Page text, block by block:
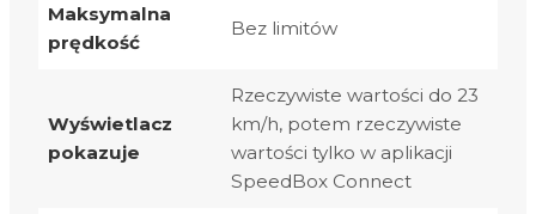
Maksymalna
prędkość
Bez limitów
Wyświetlacz
pokazuje
Rzeczywiste wartości do 23
km/h, potem rzeczywiste
wartości tylko w aplikacji
SpeedBox Connect